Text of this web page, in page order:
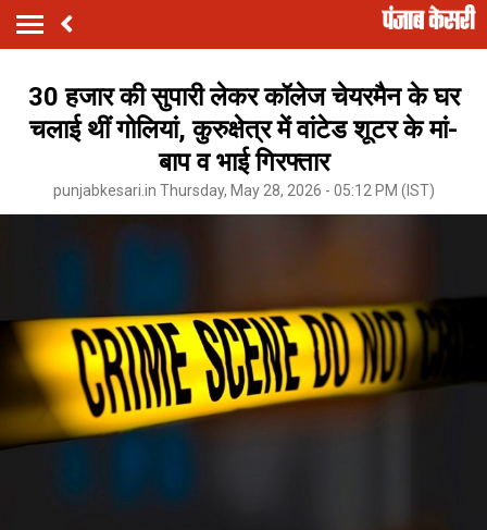
30 हजार की सुपारी लेकर कॉलेज चेयरमैन के घर
चलाई थीं गोलियां, कुरुक्षेत्र में वांटेड शूटर के मां-
बाप व भाई गिरफ्तार
punjabkesari.in Thursday, May 28, 2026 - 05:12 PM (IST)